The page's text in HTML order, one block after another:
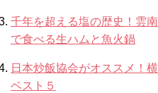
千年を超える塩の歴史！雲
で食べる生ハムと魚火鍋
日本炒飯協会がオススメ！
ベスト５